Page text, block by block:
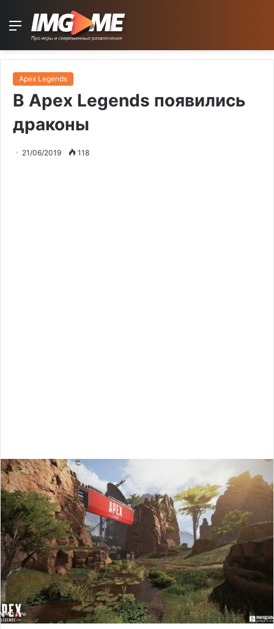
Menu
Apex Legends
В Apex Legends появились
драконы
21/06/2019 118